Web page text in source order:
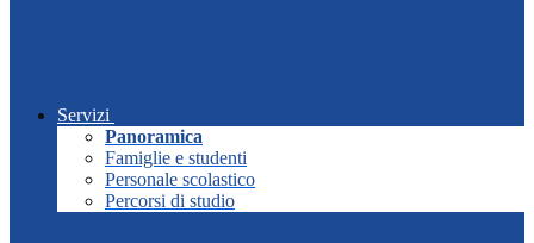
Servizi
Panoramica
Famiglie e studenti
Personale scolastico
Percorsi di studio